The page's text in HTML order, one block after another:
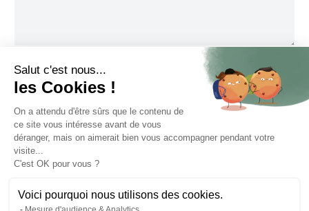
Enregistrer mon nom, mon e-mail et mon site dans le
navigateur pour mon prochain commentaire.
Salut c'est nous...
les Cookies !
On a attendu d'être sûrs que le contenu de
ce site vous intéresse avant de vous
déranger, mais on aimerait bien vous accompagner pendant votre
visite...
C'est OK pour vous ?
Voici pourquoi nous utilisons des cookies.